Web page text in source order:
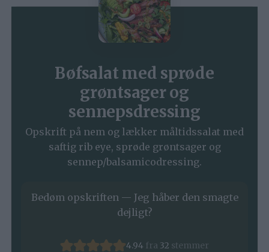
Bøfsalat med sprøde
grøntsager og
sennepsdressing
Opskrift på nem og lækker måltidssalat med
saftig rib eye, sprøde grøntsager og
sennep/balsamicodressing.
Bedøm opskriften — Jeg håber den smagte
dejligt?
4.94 fra 32 stemmer